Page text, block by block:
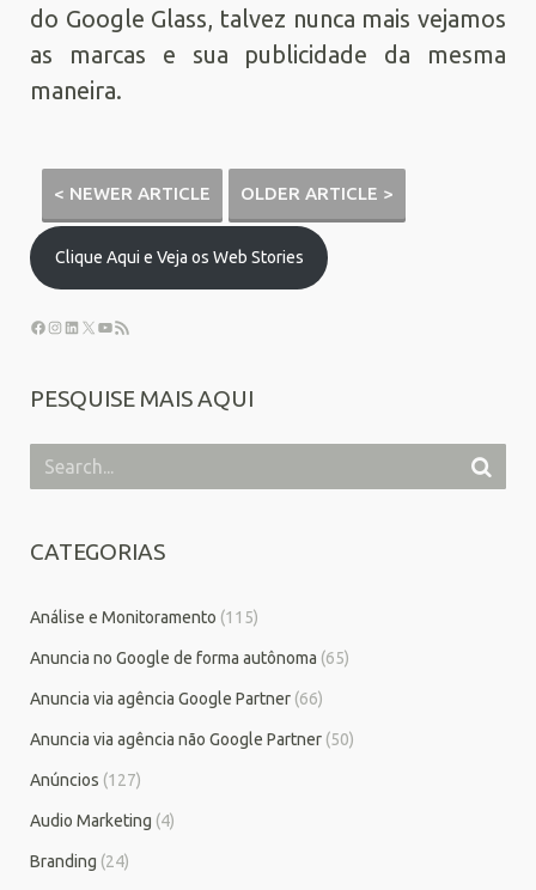
do Google Glass, talvez nunca mais vejamos
as marcas e sua publicidade da mesma
maneira.
< NEWER ARTICLE OLDER ARTICLE >
Clique Aqui e Veja os Web Stories
PESQUISE MAIS AQUI
CATEGORIAS
Análise e Monitoramento (115)
Anuncia no Google de forma autônoma (65)
Anuncia via agência Google Partner (66)
Anuncia via agência não Google Partner (50)
Anúncios (127)
Audio Marketing (4)
Branding (24)